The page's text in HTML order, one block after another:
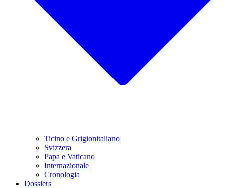
Ticino e Grigionitaliano
Svizzera
Papa e Vaticano
Internazionale
Cronologia
Dossiers